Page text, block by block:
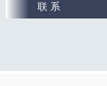
联 系